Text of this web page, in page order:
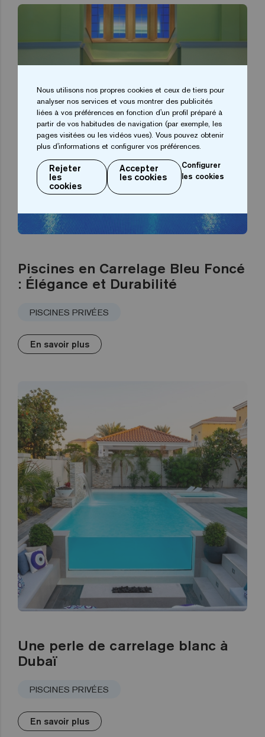
Piscines en Carrelage Bleu Foncé
: Élégance et Durabilité
PISCINES PRIVÉES
En savoir plus
Une perle de carrelage blanc à
Dubaï
PISCINES PRIVÉES
En savoir plus
Nous utilisons nos propres cookies et ceux de tiers pour
analyser nos services et vous montrer des publicités
liées à vos préférences en fonction d'un profil préparé à
partir de vos habitudes de navigation (par exemple, les
pages visitées ou les vidéos vues). Vous pouvez obtenir
plus d'informations et configurer vos préférences.
Rejeter
les
cookies
Accepter
les cookies
Configurer
les cookies